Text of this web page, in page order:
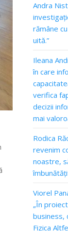
Andra
rămâne
uită.”
Ileana
în care
verifica
decizii
mai
Rodica
revenim
noastre,
Viorel
„În
business,
Fizica